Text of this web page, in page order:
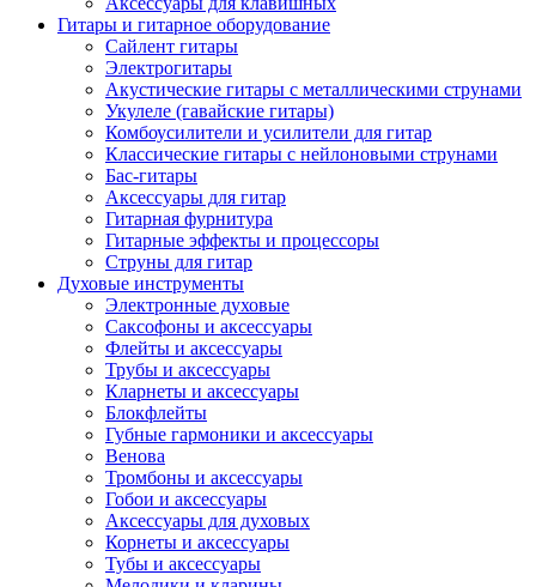
Гитары и гитарное оборудование
Сайлент гитары
Электрогитары
Акустические гитары с металлическими струнами
Укулеле (гавайские гитары)
Комбоусилители и усилители для гитар
Классические гитары с нейлоновыми струнами
Бас-гитары
Аксессуары для гитар
Гитарная фурнитура
Гитарные эффекты и процессоры
Струны для гитар
Духовые инструменты
Электронные духовые
Саксофоны и аксессуары
Флейты и аксессуары
Трубы и аксессуары
Кларнеты и аксессуары
Блокфлейты
Губные гармоники и аксессуары
Венова
Тромбоны и аксессуары
Гобои и аксессуары
Аксессуары для духовых
Корнеты и аксессуары
Тубы и аксессуары